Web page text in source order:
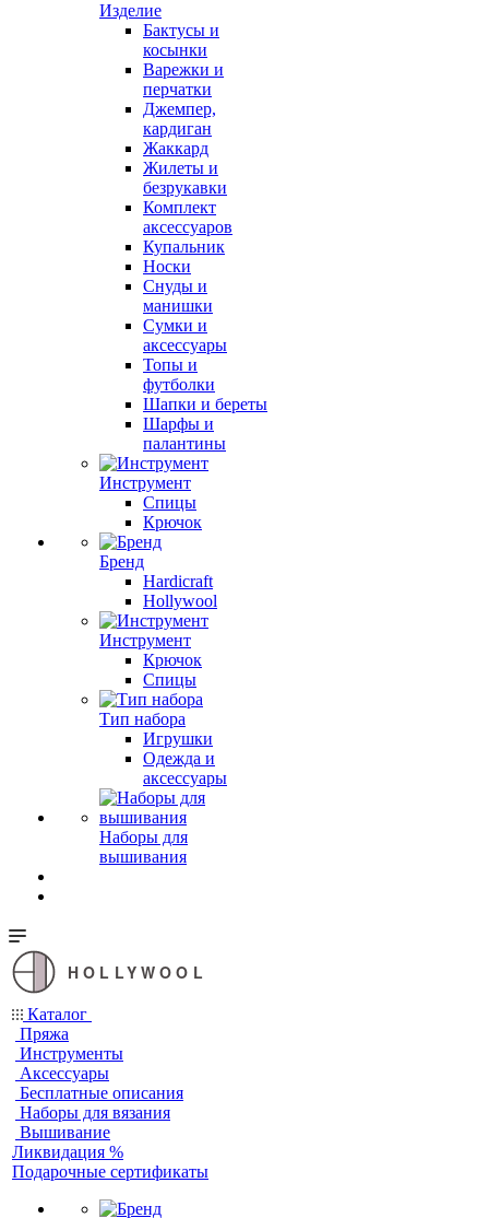
Изделие
Бактусы и
косынки
Варежки и
перчатки
Джемпер,
кардиган
Жаккард
Жилеты и
безрукавки
Комплект
аксессуаров
Купальник
Носки
Снуды и
манишки
Сумки и
аксессуары
Топы и
футболки
Шапки и береты
Шарфы и
палантины
Инструмент
Спицы
Крючок
Бренд
Hardicraft
Hollywool
Инструмент
Крючок
Спицы
Тип набора
Игрушки
Одежда и
аксессуары
Наборы для
вышивания
HOLLYWOOL
Каталог
Пряжа
Инструменты
Аксессуары
Бесплатные описания
Наборы для вязания
Вышивание
Ликвидация %
Подарочные сертификаты